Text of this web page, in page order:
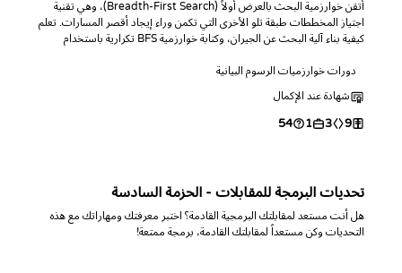
أتقن خوارزمية البحث بالعرض أولاً (Breadth-First Search)، وهي تقنية
اجتياز المخططات طبقة تلو الأخرى التي تكمن وراء إيجاد أقصر المسارات. تعلم
كيفية بناء آلية البحث عن الجيران، وكتابة خوارزمية BFS تكرارية باستخدام
المسارات في المخططات غير الموزونة.
دورات خوارزميات الرسوم البيانية
شهادة عند الإكمال
9
3
1
54
تحديات البرمجة للمقابلات - الحزمة السادسة
هل أنت مستعد لمقابلتك البرمجية القادمة؟ اختبر معرفتك ومهاراتك مع هذه
التحديات وكن مستعداً لمقابلتك القادمة، برمجة ممتعة!